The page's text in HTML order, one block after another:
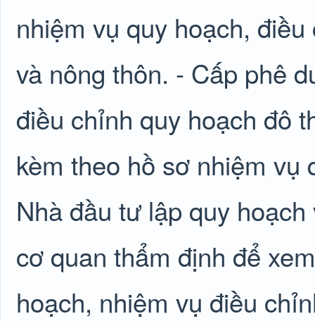
nhiệm vụ quy hoạch,
và nông thôn. - Cấp phê
điều chỉnh quy hoạch đô
kèm theo hồ sơ nhiệm vụ
Nhà đầu tư lập quy
cơ quan thẩm định để
hoạch, nhiệm vụ điều